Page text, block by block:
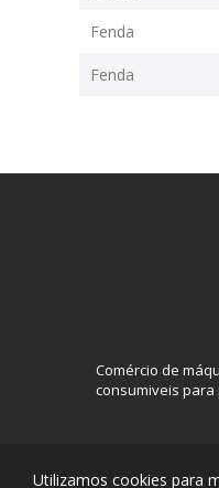
Utilizamos cookies para
Fenda
Fenda
Comércio de
consumiveis